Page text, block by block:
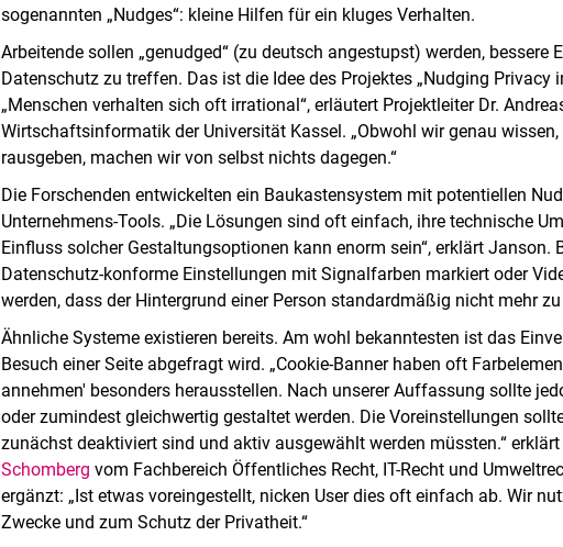
sogenannten „Nudges“: kleine Hilfen für ein kluges Verhalten.
Arbeitende sollen „genudged“ (zu deutsch angestupst) werden, bessere
Datenschutz zu treffen. Das ist die Idee des Projektes „Nud­ging Pri­va­cy
„Menschen verhalten sich oft irrational“, erläutert Projektleiter Dr.
Wirtschaftsinformatik der Universität Kassel. „Obwohl wir genau
rausgeben, machen wir von selbst nichts dagegen.“
Die Forschenden entwickelten ein Baukastensystem mit potentiellen
Unternehmens-Tools. „Die Lösungen sind oft einfach, ihre technische
Einfluss solcher Gestaltungsoptionen kann enorm sein“, erklärt Janson.
Datenschutz-konforme Einstellungen mit Signalfarben markiert oder
werden, dass der Hintergrund einer Person standardmäßig nicht mehr
Ähnliche Systeme existieren bereits. Am wohl bekanntesten ist das
Besuch einer Seite abgefragt wird. „Cookie-Banner haben oft
annehmen' besonders herausstellen. Nach unserer Auffassung sollte
oder zumindest gleichwertig gestaltet werden. Die Voreinstellungen
zunächst deaktiviert sind und aktiv ausgewählt werden müssten.“
Schomberg vom Fachbereich Öffentliches Recht, IT-Recht und
ergänzt: „Ist etwas voreingestellt, nicken User dies oft einfach ab. Wir
Zwecke und zum Schutz der Privatheit.“